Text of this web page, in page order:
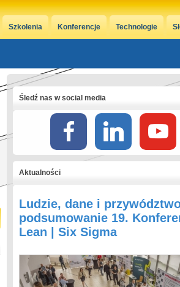
Szkolenia Konferencje Technologie
Śledź nas w social media
Aktualności
Ludzie, dane i
podsumowanie 19.
Lean | Six Sigma